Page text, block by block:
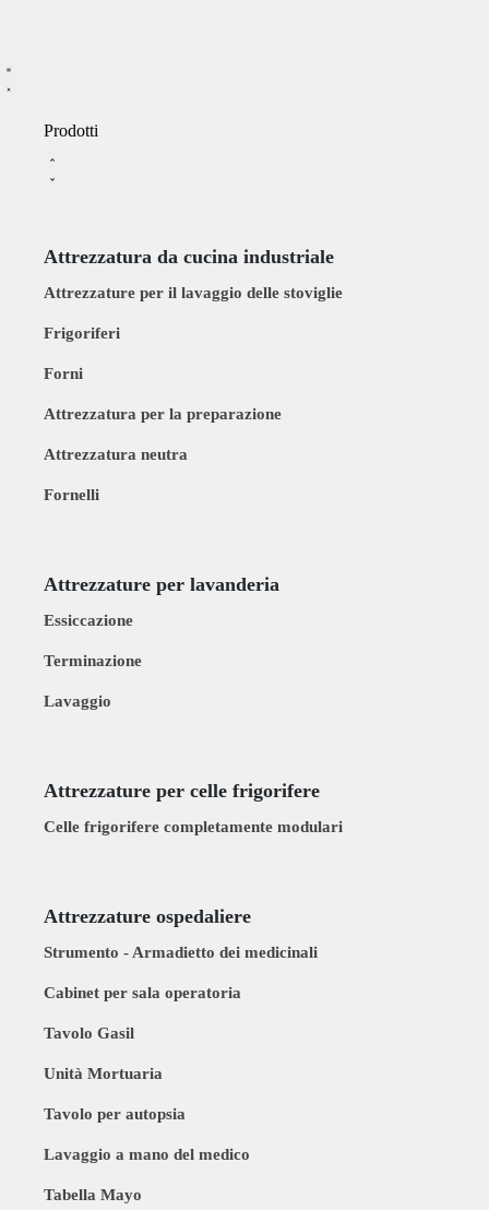
Prodotti
Attrezzatura da cucina industriale
Attrezzature per il lavaggio delle stoviglie
Frigoriferi
Forni
Attrezzatura per la preparazione
Attrezzatura neutra
Fornelli
Attrezzature per lavanderia
Essiccazione
Terminazione
Lavaggio
Attrezzature per celle frigorifere
Celle frigorifere completamente modulari
Attrezzature ospedaliere
Strumento - Armadietto dei medicinali
Cabinet per sala operatoria
Tavolo Gasil
Unità Mortuaria
Tavolo per autopsia
Lavaggio a mano del medico
Tabella Mayo